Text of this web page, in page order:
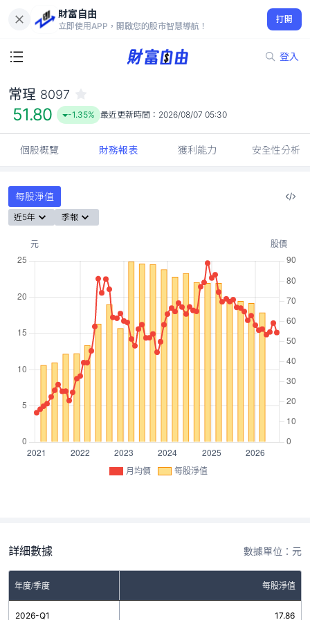
財富自由
立即使用APP，開啟您的股市智慧導航！
打開
登入
51.80
-1.35%
常珵 8097
51.80 -1.35% 最近更新時間： 2026/08/07 05:30
個股概覽 財務報表 獲利能力 安全性分析
每股淨值
近5年 季報
月均價 每股淨值
詳細數據 數據單位：元
年度/季度 每股淨值
2026-Q1 17.86